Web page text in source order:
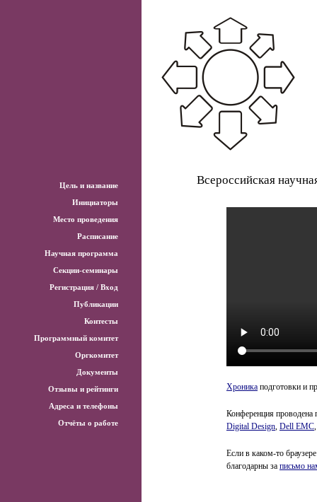
Всероссийская
Хроника подготовки и
Конференция
Digital Design, Dell EMC
Если в каком-то
благодарны за письмо
Цель и название
Инициаторы
Место проведения
Расписание
Научная программа
Секции-семинары
Регистрация / Вход
Публикации
Контесты
Программный комитет
Оргкомитет
Документы
Отзывы и рейтинги
Адреса и телефоны
Отчёты о работе